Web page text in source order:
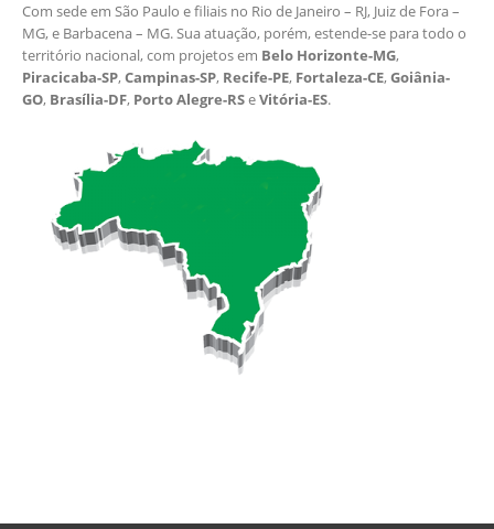
Com sede em São Paulo e filiais no Rio de Janeiro – RJ, Juiz de Fora –
MG, e Barbacena – MG. Sua atuação, porém, estende-se para todo o
território nacional, com projetos em Belo Horizonte-MG,
Piracicaba-SP,Campinas-SP, Recife-PE, Fortaleza-CE,Goiânia-
GO, Brasília-DF, Porto Alegre-RSeVitória-ES.